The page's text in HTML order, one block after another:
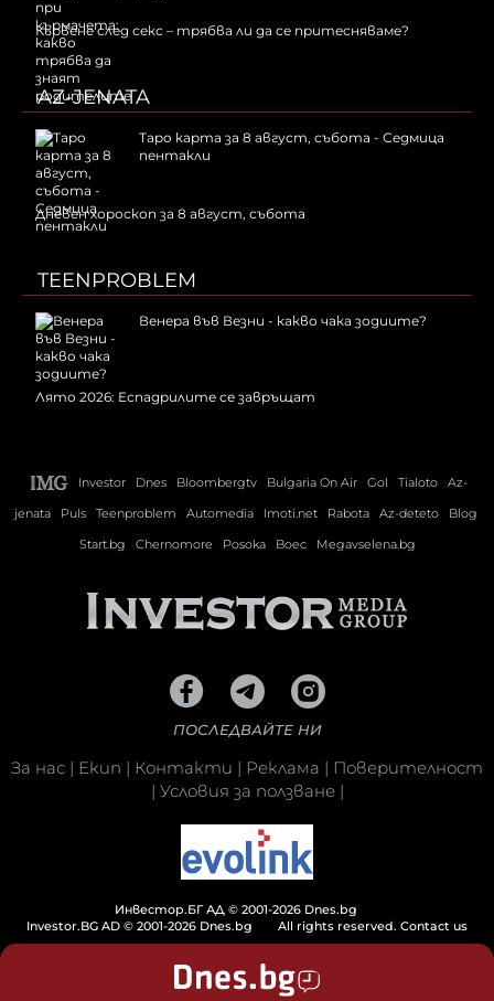
Кървене след секс – трябва ли да се притесняваме?
AZ-JENATA
Таро карта за 8 август, събота - Седмица
пентакли
Дневен хороскоп за 8 август, събота
TEENPROBLEM
Венера във Везни - какво чака зодиите?
Лято 2026: Еспадрилите се завръщат
Investor Dnes Bloombergtv Bulgaria On Air Gol Tialoto
Az-
jenata
Puls Teenproblem Automedia Imoti.net Rabota Az-deteto
Blog
Start.bg
Chernomore Posoka Boec Megavselena.bg
ПОСЛЕДВАЙТЕ НИ
За нас | Екип | Контакти | Реклама | Поверителност
| Условия за ползване|
Инвестор.БГ АД © 2001-2026 Dnes.bg
Investor.BG AD © 2001-2026 Dnes.bg
All rights reserved. Contact us